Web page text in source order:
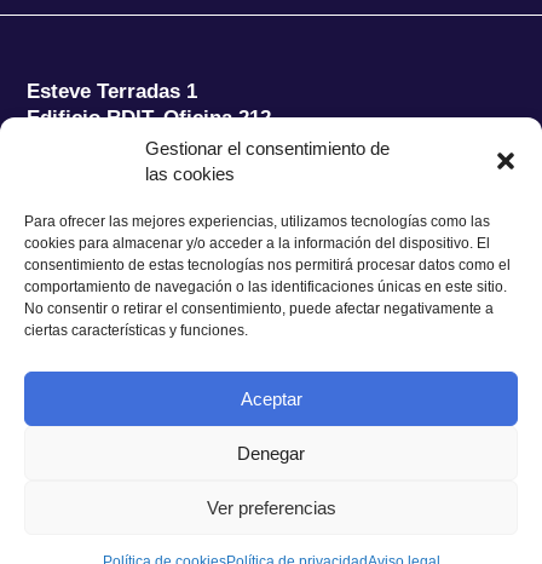
Gestionar el consentimiento de
las cookies
Para ofrecer las mejores experiencias, utilizamos tecnologías como las
cookies para almacenar y/o acceder a la información del dispositivo. El
consentimiento de estas tecnologías nos permitirá procesar datos como el
comportamiento de navegación o las identificaciones únicas en este sitio.
No consentir o retirar el consentimiento, puede afectar negativamente a
ciertas características y funciones.
Aceptar
Denegar
Ver preferencias
Esteve Terradas 1
Edificio RDIT, Oficina 212
Parc Mediterrani de la Tecnologia (PMT) Campus
08860 Castelldefels (Barcelona)
Tel.:+34 93 280 2088
Fax:+34 93 280 6395
E-mail:ieec@ieec.cat
Aviso legal